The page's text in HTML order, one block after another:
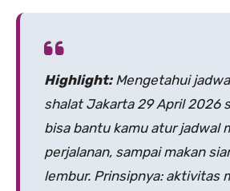
Highlight:Mengetahui
shalat Jakarta 29 April 2026
bisa bantu kamu atur jadwal
perjalanan, sampai makan
lembur. Prinsipnya: aktivitas